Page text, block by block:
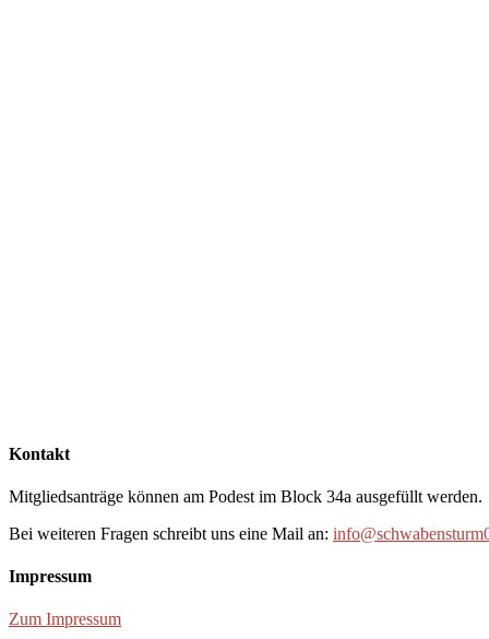
Kontakt
Mitgliedsanträge können am Podest im Block 34a ausgefüllt werden.
Bei weiteren Fragen schreibt uns eine Mail an:
Impressum
Zum Impressum